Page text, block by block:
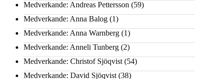
Medverkande: Andreas Pettersson (59)
Medverkande: Anna Balog (1)
Medverkande: Anna Warnberg (1)
Medverkande: Anneli Tunberg (2)
Medverkande: Christof Sjöqvist (54)
Medverkande: David Sjöqvist (38)